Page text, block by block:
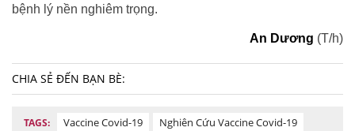
bệnh lý nền nghiêm trọng.
An Dương (T/h)
CHIA SẺ ĐẾN BẠN BÈ:
TAGS: Vaccine Covid-19
Nghiên Cứu Vaccine Covid-19